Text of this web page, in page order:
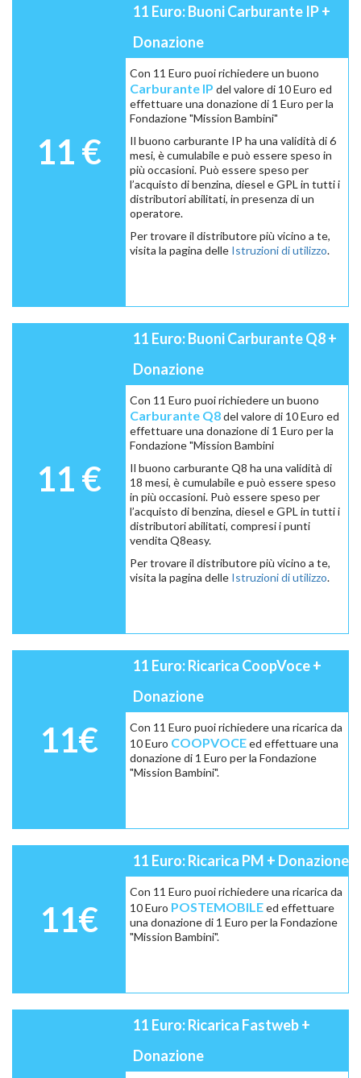
11 €
11 Euro: Buoni Carburante IP +
Donazione
Con 11 Euro puoi richiedere un buono
Carburante IP del valore di 10 Euro ed
effettuare una donazione di 1 Euro per la
Fondazione "Mission Bambini"
Il buono carburante IP ha una validità di 6
mesi, è cumulabile e può essere speso in
più occasioni. Può essere speso per
l’acquisto di benzina, diesel e GPL in tutti i
distributori abilitati, in presenza di un
operatore.
Per trovare il distributore più vicino a te,
visita la pagina delle Istruzioni di utilizzo.
11 €
11 Euro: Buoni Carburante Q8 +
Donazione
Con 11 Euro puoi richiedere un buono
Carburante Q8del valore di 10 Euro ed
effettuare una donazione di 1 Euro per la
Fondazione "Mission Bambini
Il buono carburante Q8 ha una validità di
18 mesi, è cumulabile e può essere speso
in più occasioni. Può essere speso per
l’acquisto di benzina, diesel e GPL in tutti i
distributori abilitati, compresi i punti
vendita Q8easy.
Per trovare il distributore più vicino a te,
visita la pagina delle Istruzioni di utilizzo.
11€
11 Euro: Ricarica CoopVoce +
Donazione
Con 11 Euro puoi richiedere una ricarica da
10 Euro COOPVOCEed effettuare una
donazione di 1 Euro per la Fondazione
"Mission Bambini".
11€
11 Euro: Ricarica PM + Donazione
Con 11 Euro puoi richiedere una ricarica da
10 Euro POSTEMOBILEed effettuare
una donazione di 1 Euro per la Fondazione
"Mission Bambini".
11 Euro: Ricarica Fastweb +
Donazione